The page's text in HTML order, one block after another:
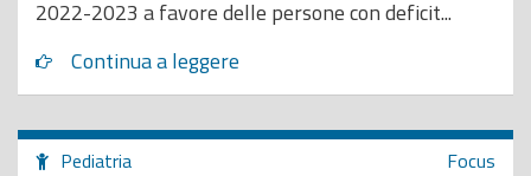
2022-2023 a favore delle persone con deficit...
Continua a leggere
Pediatria Focus